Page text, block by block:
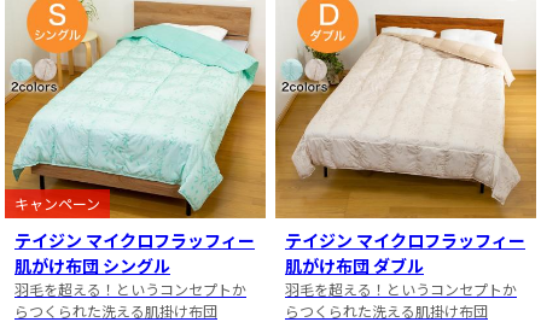
キャンペーン
テイジン マイクロフラッフィー
肌がけ布団 シングル
羽毛を超える！というコンセプトか
らつくられた洗える肌掛け布団
テイジン マイクロフラッフィー
肌がけ布団 ダブル
羽毛を超える！というコンセプトか
らつくられた洗える肌掛け布団